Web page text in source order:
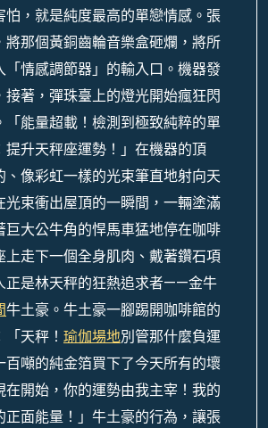
怕，就是純度最高的單戀情感。張
將那個黃銅齒輪音樂盒砸爛，將所
「情感調節器」的輸入口。機器發
接著，彈珠臺上的燈光開始瘋狂閃
「能量超載！檢測到極致純粹的單
提升天秤座運勢！」在機器的頂
、像彩虹一樣的光束筆直地射向天
光束衝出屋頂的一瞬間，一輛塗滿
巨大公牛角的悍馬車猛地停在咖啡
上走下一個全身肌肉、戴著鑽石項
正是林天秤的狂熱追求者——金牛
牛土豪。牛土豪一腳踢開咖啡館的
天秤！ 瑜伽場地別管那什麼負運
百噸的純金箔買下了今天所有的壞
在開始，你的運勢由我主宰！我的
正面能量！」牛土豪的行為，讓張